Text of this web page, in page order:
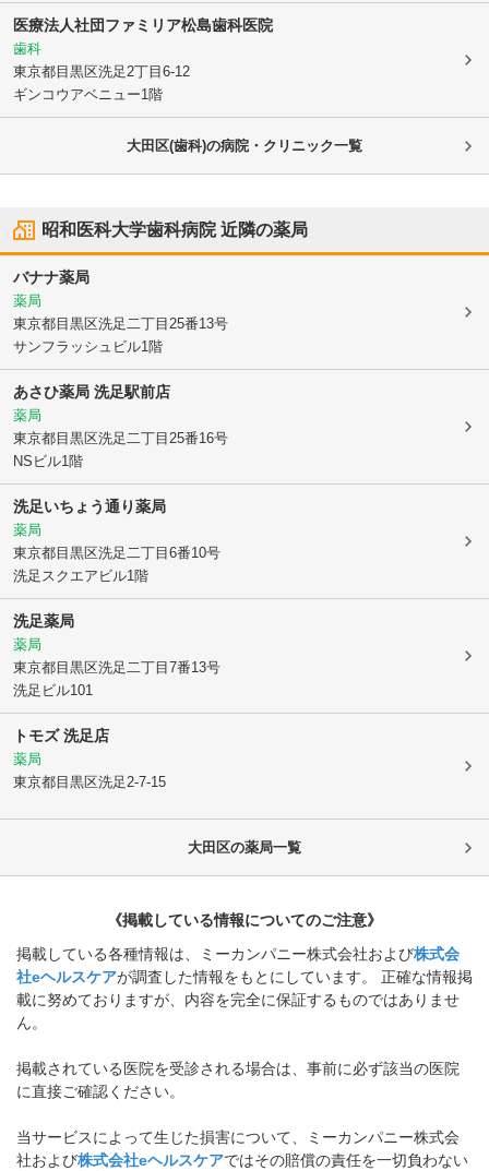
医療法人社団ファミリア松島歯科医院
歯科
東京都目黒区洗足2丁目6-12
ギンコウアベニュー1階
大田区(歯科)の病院・クリニック一覧
昭和医科大学歯科病院近隣の薬局
バナナ薬局
薬局
東京都目黒区洗足二丁目25番13号
サンフラッシュビル1階
あさひ薬局 洗足駅前店
薬局
東京都目黒区洗足二丁目25番16号
NSビル1階
洗足いちょう通り薬局
薬局
東京都目黒区洗足二丁目6番10号
洗足スクエアビル1階
洗足薬局
薬局
東京都目黒区洗足二丁目7番13号
洗足ビル101
トモズ 洗足店
薬局
東京都目黒区洗足2-7-15
大田区の薬局一覧
《掲載している情報についてのご注意》
掲載している各種情報は、ミーカンパニー株式会社および株式会
社eヘルスケアが調査した情報をもとにしています。 正確な情報掲
載に努めておりますが、内容を完全に保証するものではありませ
ん。
掲載されている医院を受診される場合は、事前に必ず該当の医院
に直接ご確認ください。
当サービスによって生じた損害について、ミーカンパニー株式会
社および株式会社eヘルスケアではその賠償の責任を一切負わない